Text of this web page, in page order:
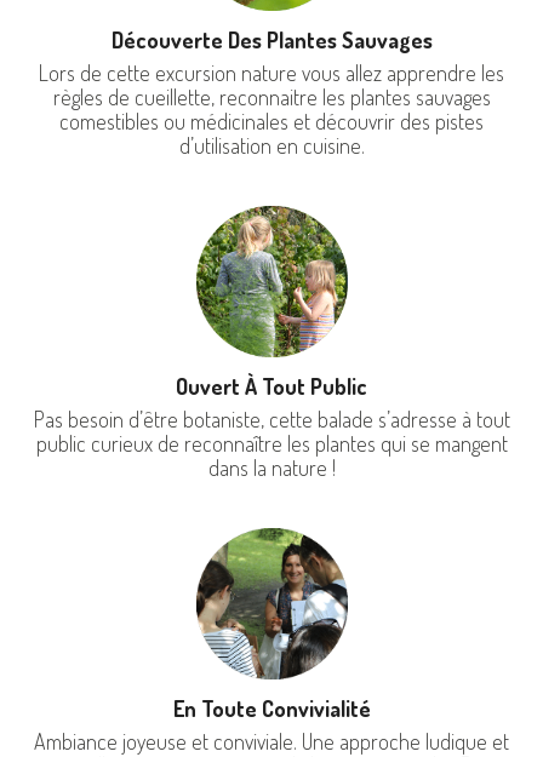
Découverte Des Plantes Sauvages
Lors de cette excursion nature vous allez apprendre les
règles de cueillette, reconnaitre les plantes sauvages
comestibles ou médicinales et découvrir des pistes
d’utilisation en cuisine.
Ouvert À Tout Public
Pas besoin d’être botaniste, cette balade s’adresse à tout
public curieux de reconnaître les plantes qui se mangent
dans la nature !
En Toute Convivialité
Ambiance joyeuse et conviviale. Une approche ludique et